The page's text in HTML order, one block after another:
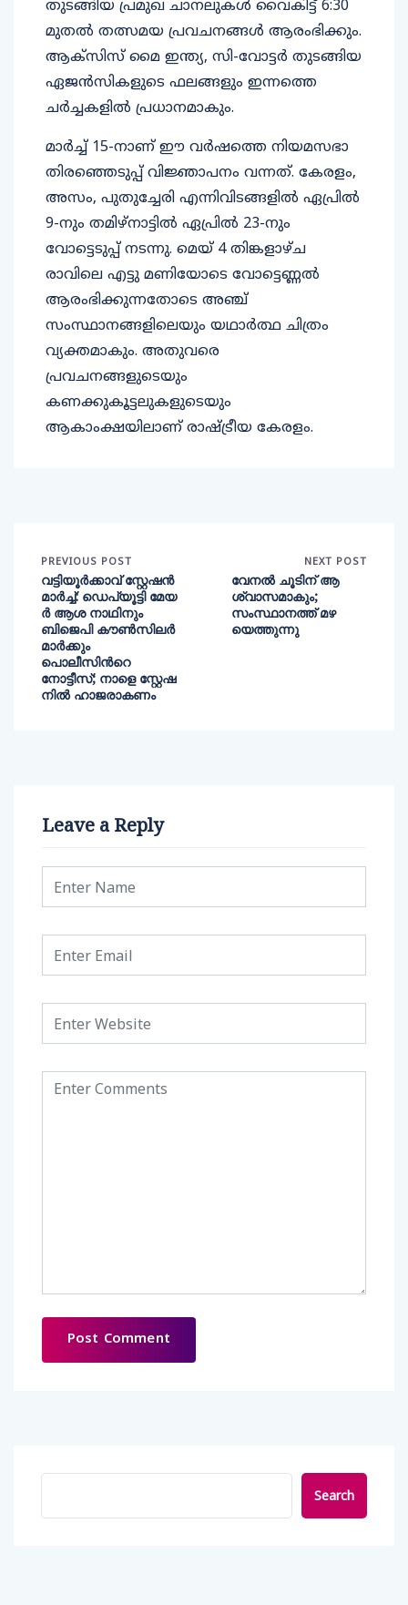
തുടങ്ങിയ പ്രമുഖ ചാനലുകൾ വൈകിട്ട് 6:30
മുതൽ തത്സമയ പ്രവചനങ്ങൾ ആരംഭിക്കും.
ആക്സിസ് മൈ ഇന്ത്യ, സി-വോട്ടർ തുടങ്ങിയ
ഏജൻസികളുടെ ഫലങ്ങളും ഇന്നത്തെ
ചർച്ചകളിൽ പ്രധാനമാകും.
മാർച്ച് 15-നാണ് ഈ വർഷത്തെ നിയമസഭാ
തിരഞ്ഞെടുപ്പ് വിജ്ഞാപനം വന്നത്. കേരളം,
അസം, പുതുച്ചേരി എന്നിവിടങ്ങളിൽ ഏപ്രിൽ
9-നും തമിഴ്‌നാട്ടിൽ ഏപ്രിൽ 23-നും
വോട്ടെടുപ്പ് നടന്നു. മെയ് 4 തിങ്കളാഴ്ച
രാവിലെ എട്ടു മണിയോടെ വോട്ടെണ്ണൽ
ആരംഭിക്കുന്നതോടെ അഞ്ച്
സംസ്ഥാനങ്ങളിലെയും യഥാർത്ഥ ചിത്രം
വ്യക്തമാകും. അതുവരെ
പ്രവചനങ്ങളുടെയും
കണക്കുകൂട്ടലുകളുടെയും
ആകാംക്ഷയിലാണ് രാഷ്ട്രീയ കേരളം.
PREVIOUS POST
വട്ടിയൂർക്കാവ് സ്റ്റേഷൻ
മാർച്ച്: ഡെപ്യൂട്ടി മേയ
ർ ആശ നാഥിനും
ബിജെപി കൗൺസിലർ
മാർക്കും
പൊലീസിന്‍റെ
നോട്ടീസ്; നാളെ സ്റ്റേഷ
നിൽ ഹാജരാകണം
NEXT POST
വേനൽ ചൂടിന് ആ
ശ്വാസമാകും;
സംസ്ഥാനത്ത് മഴ
യെത്തുന്നു
Leave a Reply
Search